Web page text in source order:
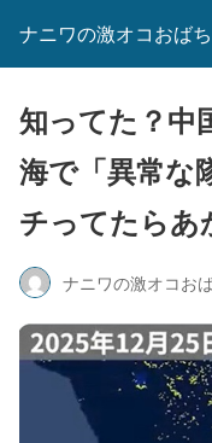
ナニワの激オコおば
知ってた？
海で「異常な
チってたらあ
ナニワの激オコお